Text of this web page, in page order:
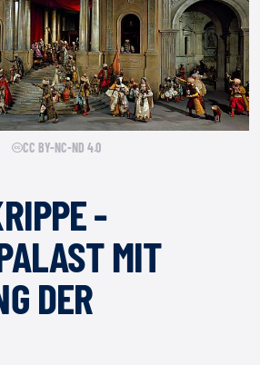
CC BY-NC-ND 4.0
-
MIT
DER